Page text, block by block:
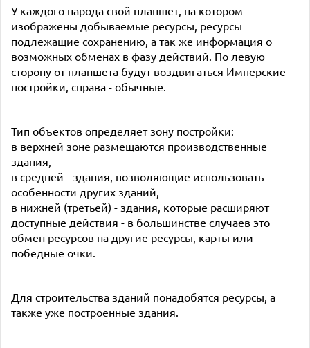
У каждого народа свой планшет, на котором
изображены добываемые ресурсы, ресурсы
подлежащие сохранению, а так же информация о
возможных обменах в фазу действий. По левую
сторону от планшета будут воздвигаться Имперские
постройки, справа - обычные.
Тип объектов определяет зону постройки:
в верхней зоне размещаются производственные
здания,
в средней - здания, позволяющие использовать
особенности других зданий,
в нижней (третьей) - здания, которые расширяют
доступные действия - в большинстве случаев это
обмен ресурсов на другие ресурсы, карты или
победные очки.
Для строительства зданий понадобятся ресурсы, а
также уже построенные здания.